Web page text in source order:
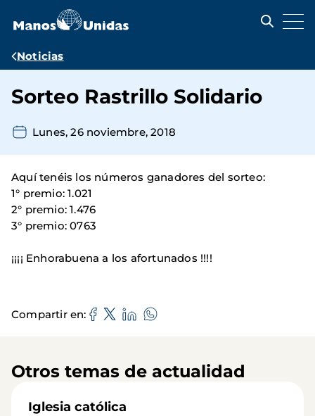
contenido
Ruta
navegación
Noticias
Sorteo Rastrillo Solidario
Lunes, 26 noviembre, 2018
Aquí tenéis los números ganadores del sorteo:
1° premio: 1.021
2° premio: 1.476
3° premio: 0763
¡¡¡¡ Enhorabuena a los afortunados !!!!
Compartir en
Otros temas de actualidad
Iglesia católica